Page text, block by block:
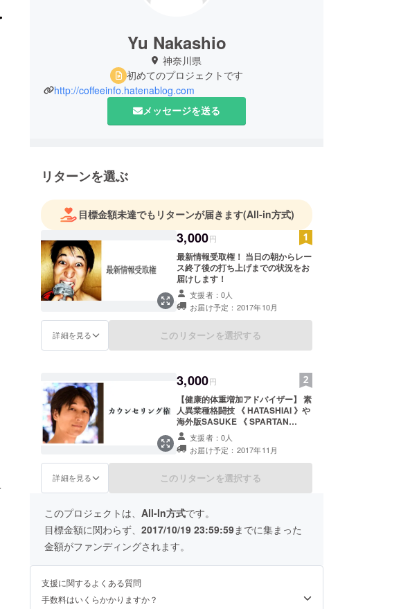
Yu Nakashio
神奈川県
初めてのプロジェクトです
http://coffeeinfo.hatenablog.com
メッセージを送る
リターンを選ぶ
目標金額未達でもリターンが届きます(All-in方式)
3,000円
最新情報受取権！ 当日の朝からレー
ス終了後の打ち上げまでの状況をお
届けします！
支援者：0人
お届け予定：2017年10月
詳細を見る このリターンを選択する
3,000円
【健康的体重増加アドバイザー】 素
人異業種格闘技 《 HATASHIAI 》や
海外版SASUKE 《 SPARTAN
RACE 》に向け体重を55kgから
60kgに増加させた経験を活かし、食
事や運動についてお話をして、何か
しらアドバイスをさせていただきま
す。 ※Skype等でおこなうか、対面
支援者：0人
お届け予定：2017年11月
詳細を見る このリターンを選択する
このプロジェクトは、 All-In方式です。
目標金額に関わらず、 2017/10/19 23:59:59までに集まった
金額がファンディングされます。
支援に関するよくある質問
手数料はいくらかかりますか？